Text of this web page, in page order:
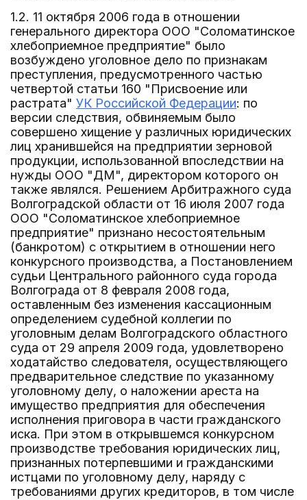
1.2. 11 октября 2006 года в отношении
генерального директора ООО "Соломатинское
хлебоприемное предприятие" было
возбуждено уголовное дело по признакам
преступления, предусмотренного частью
четвертой статьи 160 "Присвоение или
растрата" УК Российской Федерации: по
версии следствия, обвиняемым было
совершено хищение у различных юридических
лиц хранившейся на предприятии зерновой
продукции, использованной впоследствии на
нужды ООО "ДМ", директором которого он
также являлся. Решением Арбитражного суда
Волгоградской области от 16 июля 2007 года
ООО "Соломатинское хлебоприемное
предприятие" признано несостоятельным
(банкротом) с открытием в отношении него
конкурсного производства, а Постановлением
судьи Центрального районного суда города
Волгограда от 8 февраля 2008 года,
оставленным без изменения кассационным
определением судебной коллегии по
уголовным делам Волгоградского областного
суда от 29 апреля 2009 года, удовлетворено
ходатайство следователя, осуществляющего
предварительное следствие по указанному
уголовному делу, о наложении ареста на
имущество предприятия для обеспечения
исполнения приговора в части гражданского
иска. При этом в открывшемся конкурсном
производстве требования юридических лиц,
признанных потерпевшими и гражданскими
истцами по уголовному делу, наряду с
требованиями других кредиторов, в том числе